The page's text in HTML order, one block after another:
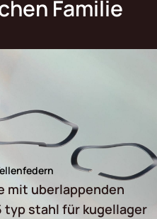
Familie
mit uberlappenden
typ stahl für kugellager